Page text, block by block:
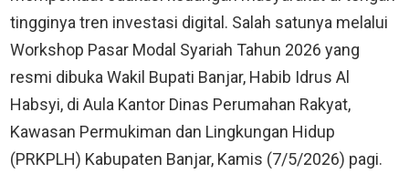
tingginya tren investasi digital. Salah satunya melalui
Workshop Pasar Modal Syariah Tahun 2026 yang
resmi dibuka Wakil Bupati Banjar, Habib Idrus Al
Habsyi, di Aula Kantor Dinas Perumahan Rakyat,
Kawasan Permukiman dan Lingkungan Hidup
(PRKPLH) Kabupaten Banjar, Kamis (7/5/2026) pagi.